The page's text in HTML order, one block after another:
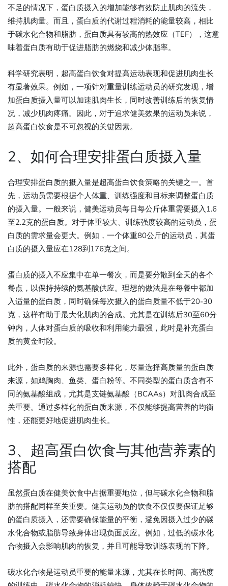
不足的情况下，蛋白质摄入的增加能够有效防止肌肉的流失，
维持肌肉量。而且，蛋白质的代谢过程消耗的能量较高，相比
于碳水化合物和脂肪，蛋白质具有较高的热效应（TEF），这意
味着蛋白质有助于促进脂肪的燃烧和减少体脂率。
科学研究表明，超高蛋白饮食对提高运动表现和促进肌肉生长
有显著效果。例如，一项针对重量训练运动员的研究发现，增
加蛋白质摄入量可以加速肌肉生长，同时改善训练后的恢复情
况，减少肌肉疼痛。因此，对于追求健美效果的运动员来说，
超高蛋白饮食是不可忽视的关键因素。
2、如何合理安排蛋白质摄入量
合理安排蛋白质的摄入量是超高蛋白饮食策略的关键之一。首
先，运动员需要根据个人体重、训练强度和目标来调整蛋白质
的摄入量。一般来说，健美运动员每日每公斤体重需要摄入1.6
至2.2克的蛋白质。对于体重较大、训练强度较高的运动员，蛋
白质的需求量会更大。例如，一个体重80公斤的运动员，其蛋
白质的摄入量应在128到176克之间。
蛋白质的摄入不应集中在单一餐次，而是要分散到全天的各个
餐点，以保持持续的氨基酸供应。理想的做法是在每餐中都加
入适量的蛋白质，同时确保每次摄入的蛋白质量不低于20-30
克，这样有助于最大化肌肉的合成。尤其是在训练后30至60分
钟内，人体对蛋白质的吸收和利用能力最强，此时是补充蛋白
质的黄金时段。
此外，蛋白质的来源也需要多样化，尽量选择高质量的蛋白质
来源，如鸡胸肉、鱼类、蛋白粉等。不同类型的蛋白质含有不
同的氨基酸组成，尤其是支链氨基酸（BCAAs）对肌肉合成至
关重要。通过多样化的蛋白质来源，不仅能够提高营养的均衡
性，还能更好地促进肌肉生长。
3、超高蛋白饮食与其他营养素的
搭配
虽然蛋白质在健美饮食中占据重要地位，但与碳水化合物和脂
肪的搭配同样至关重要。健美运动员的饮食不仅仅要保证足够
的蛋白质摄入，还需要确保能量的平衡，避免因摄入过少的碳
水化合物或脂肪导致身体出现负面反应。例如，过低的碳水化
合物摄入会影响肌肉的恢复，并且可能导致训练表现的下降。
碳水化合物是运动员重要的能量来源，尤其在长时间、高强度